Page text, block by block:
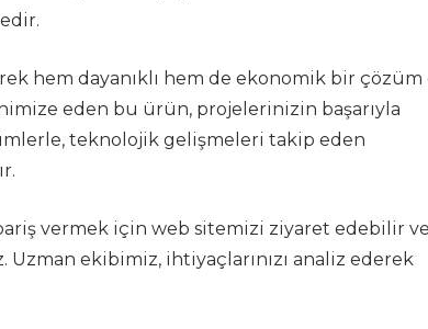
hem dayanıklı hem de ekonomik bir çözüm
eden bu ürün, projelerinizin başarıyla
teknolojik gelişmeleri takip eden
vermek için web sitemizi ziyaret edebilir
ekibimiz, ihtiyaçlarınızı analiz ederek